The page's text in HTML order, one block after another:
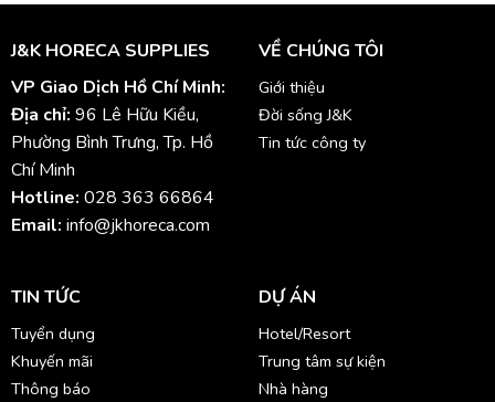
J&K HORECA SUPPLIES
VP Giao Dịch Hồ Chí Minh:
Địa chỉ: 96 Lê Hữu Kiều,
Phường Bình Trưng, Tp. Hồ
Chí Minh
Hotline: 028 363 66864
Email: info@jkhoreca.com
VỀ CHÚNG TÔI
Giới thiệu
Đời sống J&K
Tin tức công ty
TIN TỨC
Tuyển dụng
Khuyến mãi
Thông báo
DỰ ÁN
Hotel/Resort
Trung tâm sự kiện
Nhà hàng